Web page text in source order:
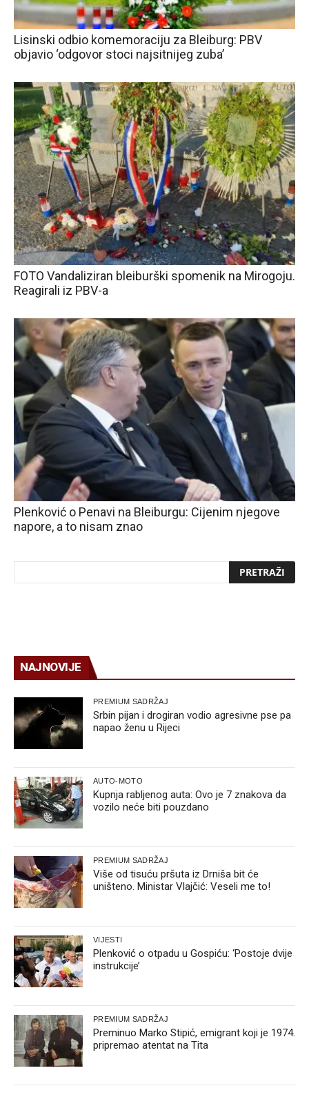
Lisinski odbio komemoraciju za Bleiburg: PBV
objavio ‘odgovor stoci najsitnijeg zuba’
FOTO Vandaliziran bleiburški spomenik na Mirogoju.
Reagirali iz PBV-a
Plenković o Penavi na Bleiburgu: Cijenim njegove
napore, a to nisam znao
NAJNOVIJE
PREMIUM SADRŽAJ
Srbin pijan i drogiran vodio agresivne pse pa
napao ženu u Rijeci
AUTO-MOTO
Kupnja rabljenog auta: Ovo je 7 znakova da
vozilo neće biti pouzdano
PREMIUM SADRŽAJ
Više od tisuću pršuta iz Drniša bit će
uništeno. Ministar Vlajčić: Veseli me to!
VIJESTI
Plenković o otpadu u Gospiću: ‘Postoje dvije
instrukcije’
PREMIUM SADRŽAJ
Preminuo Marko Stipić, emigrant koji je 1974.
pripremao atentat na Tita